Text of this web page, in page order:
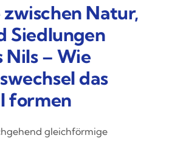
Natur,
Siedlungen
Nils – Wie
das
formen
gleichförmige